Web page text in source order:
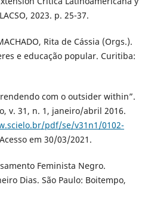
2023. p. 25-37.
Rita de Cássia (Orgs.).
e educação popular. Curitiba:
com o outsider within”.
v. 31, n. 1, janeiro/abril 2016.
pdf/se/v31n1/0102-
em 30/03/2021.
Feminista Negro.
Dias. São Paulo: Boitempo,